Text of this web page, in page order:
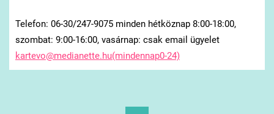
Telefon: 06-30/247-9075 minden hétköznap 8:00-18:00,
szombat: 9:00-16:00, vasárnap: csak email ügyelet
kartevo@medianette.hu(mindennap0-24)